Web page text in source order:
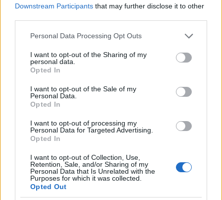
Downstream Participants that may further disclose it to other
Please note that this website/app uses one or more Google
not limited to your visit or usage behaviour. You may click to
grant or deny consent to Google and its third-party tags to
use your data for below specified purposes in below Google
consent section.
Personal Data Processing Opt Outs
I want to opt-out of the Sharing of my
personal data.
Opted In
I want to opt-out of the Sale of my
Personal Data.
Opted In
I want to opt-out of processing my
Personal Data for Targeted Advertising.
Opted In
I want to opt-out of Collection, Use,
Retention, Sale, and/or Sharing of my
Personal Data that Is Unrelated with the
Purposes for which it was collected.
Opted Out
Háromféle papír (bordóspiros, arany és ezüst) közül
választhattunk a workshopon, én az ezüstnél
maradtam. Egyébként mindhárom csodaszép volt,
felületük finom metálos árnyalatú, állandóan végig
kellett simítanom az kezemet rajtuk, egyszerűen